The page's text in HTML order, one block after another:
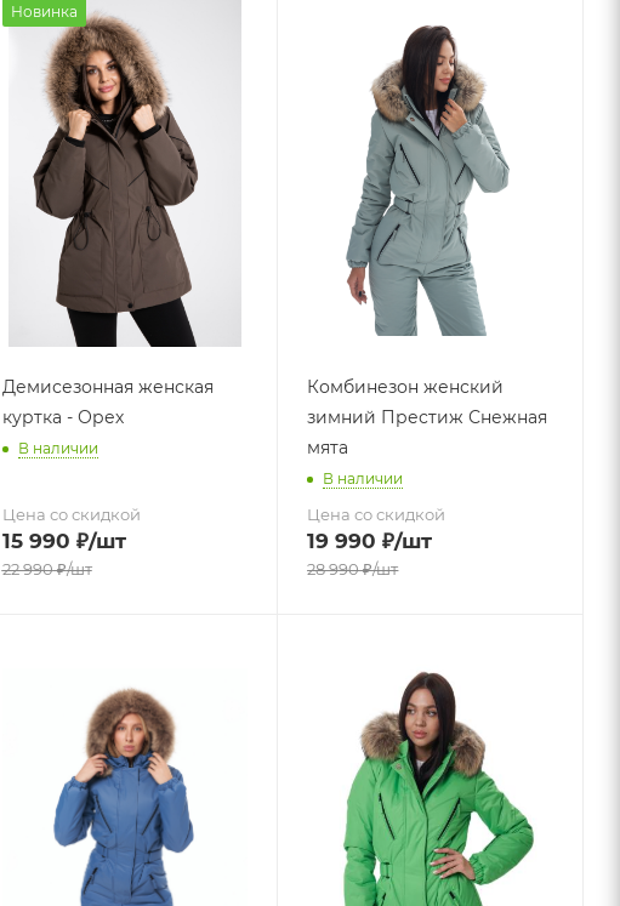
Новинка
Демисезонная женская
куртка - Орех
В наличии
Цена со скидкой
15 990 ₽/шт
22 990₽/шт
Комбинезон женский
зимний Престиж Снежная
мята
В наличии
Цена со скидкой
19 990 ₽/шт
28 990₽/шт